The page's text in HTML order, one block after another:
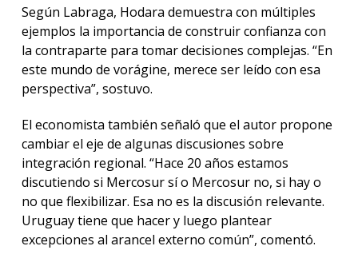
Según Labraga, Hodara demuestra con múltiples
ejemplos la importancia de construir confianza con
la contraparte para tomar decisiones complejas. “En
este mundo de vorágine, merece ser leído con esa
perspectiva”, sostuvo.
El economista también señaló que el autor propone
cambiar el eje de algunas discusiones sobre
integración regional. “Hace 20 años estamos
discutiendo si Mercosur sí o Mercosur no, si hay o
no que flexibilizar. Esa no es la discusión relevante.
Uruguay tiene que hacer y luego plantear
excepciones al arancel externo común”, comentó.